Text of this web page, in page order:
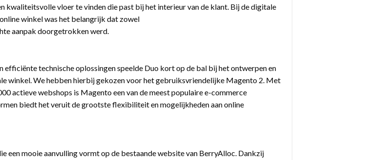
kwaliteitsvolle vloer te vinden die past bij het interieur van de klant. Bij de digitale
winkel was het belangrijk dat zowel
aanpak doorgetrokken werd.
technische oplossingen speelde Duo kort op de bal bij het ontwerpen en
winkel. We hebben hierbij gekozen voor het gebruiksvriendelijke Magento 2. Met
actieve webshops is Magento een van de meest populaire e-commerce
biedt het veruit de grootste flexibiliteit en mogelijkheden aan online
een mooie aanvulling vormt op de bestaande website van BerryAlloc. Dankzij